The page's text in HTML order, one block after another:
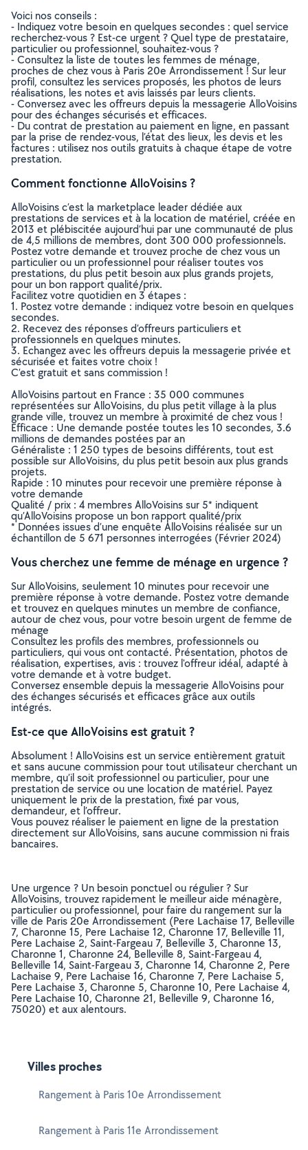
Voici nos conseils :
- Indiquez votre besoin en quelques secondes : quel service
recherchez-vous ? Est-ce urgent ? Quel type de prestataire,
particulier ou professionnel, souhaitez-vous ?
- Consultez la liste de toutes les femmes de ménage,
proches de chez vous à Paris 20e Arrondissement ! Sur leur
profil, consultez les services proposés, les photos de leurs
réalisations, les notes et avis laissés par leurs clients.
- Conversez avec les offreurs depuis la messagerie AlloVoisins
pour des échanges sécurisés et efficaces.
- Du contrat de prestation au paiement en ligne, en passant
par la prise de rendez-vous, l’état des lieux, les devis et les
factures : utilisez nos outils gratuits à chaque étape de votre
prestation.
Comment fonctionne AlloVoisins ?
AlloVoisins c’est la marketplace leader dédiée aux
prestations de services et à la location de matériel, créée en
2013 et plébiscitée aujourd’hui par une communauté de plus
de 4,5 millions de membres, dont 300 000 professionnels.
Postez votre demande et trouvez proche de chez vous un
particulier ou un professionnel pour réaliser toutes vos
prestations, du plus petit besoin aux plus grands projets,
pour un bon rapport qualité/prix.
Facilitez votre quotidien en 3 étapes :
1. Postez votre demande : indiquez votre besoin en quelques
secondes.
2. Recevez des réponses d’offreurs particuliers et
professionnels en quelques minutes.
3. Echangez avec les offreurs depuis la messagerie privée et
sécurisée et faites votre choix !
C’est gratuit et sans commission !
AlloVoisins partout en France : 35 000 communes
représentées sur AlloVoisins, du plus petit village à la plus
grande ville, trouvez un membre à proximité de chez vous !
Efficace : Une demande postée toutes les 10 secondes, 3.6
millions de demandes postées par an
Généraliste : 1 250 types de besoins différents, tout est
possible sur AlloVoisins, du plus petit besoin aux plus grands
projets.
Rapide : 10 minutes pour recevoir une première réponse à
votre demande
Qualité / prix : 4 membres AlloVoisins sur 5* indiquent
qu’AlloVoisins propose un bon rapport qualité/prix
* Données issues d’une enquête AlloVoisins réalisée sur un
échantillon de 5 671 personnes interrogées (Février 2024)
Vous cherchez une femme de ménage en urgence ?
Sur AlloVoisins, seulement 10 minutes pour recevoir une
première réponse à votre demande. Postez votre demande
et trouvez en quelques minutes un membre de confiance,
autour de chez vous, pour votre besoin urgent de femme de
ménage
Consultez les profils des membres, professionnels ou
particuliers, qui vous ont contacté. Présentation, photos de
réalisation, expertises, avis : trouvez l'offreur idéal, adapté à
votre demande et à votre budget.
Conversez ensemble depuis la messagerie AlloVoisins pour
des échanges sécurisés et efficaces grâce aux outils
intégrés.
Est-ce que AlloVoisins est gratuit ?
Absolument ! AlloVoisins est un service entièrement gratuit
et sans aucune commission pour tout utilisateur cherchant un
membre, qu’il soit professionnel ou particulier, pour une
prestation de service ou une location de matériel. Payez
uniquement le prix de la prestation, fixé par vous,
demandeur, et l’offreur.
Vous pouvez réaliser le paiement en ligne de la prestation
directement sur AlloVoisins, sans aucune commission ni frais
bancaires.
Une urgence ? Un besoin ponctuel ou régulier ? Sur
AlloVoisins, trouvez rapidement le meilleur aide ménagère,
particulier ou professionnel, pour faire du rangement sur la
ville de Paris 20e Arrondissement (Pere Lachaise 17, Belleville
7, Charonne 15, Pere Lachaise 12, Charonne 17, Belleville 11,
Pere Lachaise 2, Saint-Fargeau 7, Belleville 3, Charonne 13,
Charonne 1, Charonne 24, Belleville 8, Saint-Fargeau 4,
Belleville 14, Saint-Fargeau 3, Charonne 14, Charonne 2, Pere
Lachaise 9, Pere Lachaise 16, Charonne 7, Pere Lachaise 5,
Pere Lachaise 3, Charonne 5, Charonne 10, Pere Lachaise 4,
Pere Lachaise 10, Charonne 21, Belleville 9, Charonne 16,
75020) et aux alentours.
Villes proches
Rangement à Paris 10e Arrondissement
Rangement à Paris 11e Arrondissement